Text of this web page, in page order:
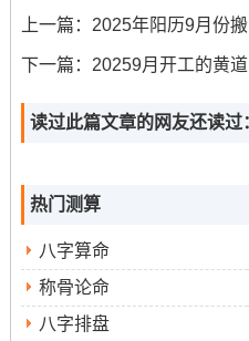
择时还需结合个人生辰八字
再九月的这些吉日中
七）
日（星期六;农历八月初六
9月8日：此日位“玉堂黄道
月乌”！黄历上此日“忌”项标注
上一篇： 2025年阳历9月份搬家
下一篇： 20259月开工的黄道吉
读过此篇文章的网友还读过：
热门测算
八字算命
称骨论命
八字排盘